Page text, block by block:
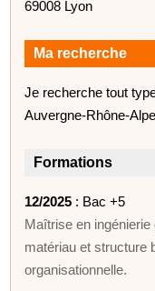
69008 Lyon
Ma recherche
Je recherche tout
Auvergne-Rhône-
Formations
12/2025 : Bac +5
Maîtrise en
matériau et structure
organisationnelle.